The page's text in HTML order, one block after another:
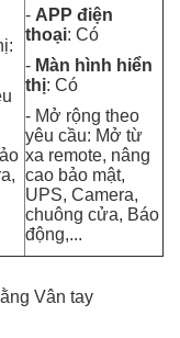
- APP điện
thoại: Có
- Màn hình hiển
thị: Có
- Mở rộng theo
yêu cầu: Mở từ
xa remote, nâng
cao bảo mật,
UPS, Camera,
chuông cửa, Báo
động,...
Vân tay